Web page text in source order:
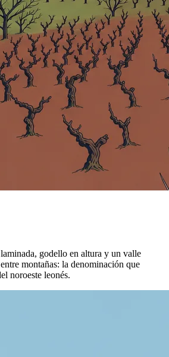
godello en altura y un valle
montañas: la denominación que
noroeste leonés.